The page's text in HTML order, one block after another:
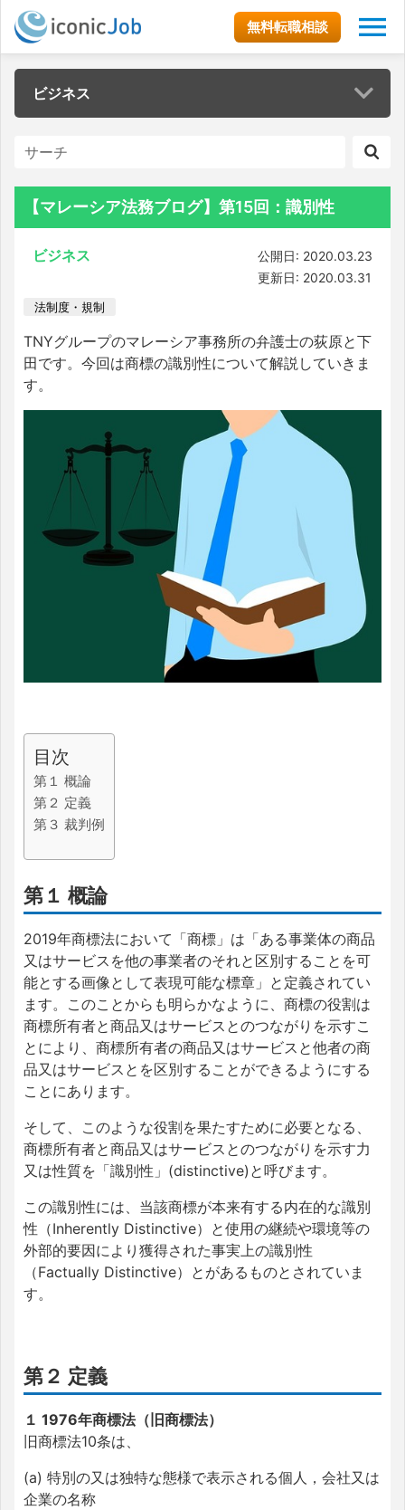
無料転職相談
ビジネス
【マレーシア法務ブログ】第15回：識別性
ビジネス
公開日: 2020.03.23
更新日: 2020.03.31
法制度・規制
TNYグループのマレーシア事務所の弁護士の荻原と下
田です。今回は商標の識別性について解説していきま
す。
目次
第１ 概論
第２ 定義
第３ 裁判例
第１ 概論
2019年商標法において「商標」は「ある事業体の商品
又はサービスを他の事業者のそれと区別することを可
能とする画像として表現可能な標章」と定義されてい
ます。このことからも明らかなように、商標の役割は
商標所有者と商品又はサービスとのつながりを示すこ
とにより、商標所有者の商品又はサービスと他者の商
品又はサービスとを区別することができるようにする
ことにあります。
そして、このような役割を果たすために必要となる、
商標所有者と商品又はサービスとのつながりを示す力
又は性質を「識別性」(distinctive)と呼びます。
この識別性には、当該商標が本来有する内在的な識別
性（Inherently Distinctive）と使用の継続や環境等の
外部的要因により獲得された事実上の識別性
（Factually Distinctive）とがあるものとされていま
す。
第２ 定義
１ 1976年商標法（旧商標法）
旧商標法10条は、
(a) 特別の又は独特な態様で表示される個人，会社又は
企業の名称